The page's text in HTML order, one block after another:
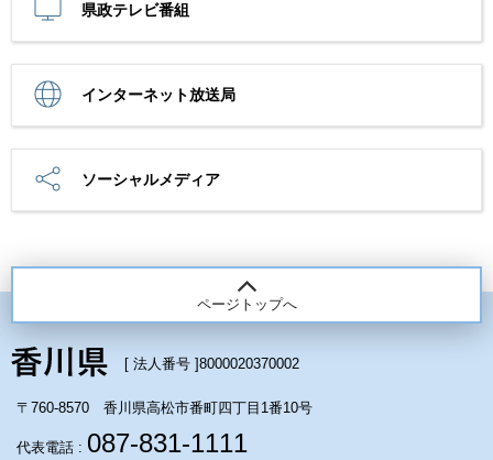
県政テレビ番組
インターネット放送局
ソーシャルメディア
ページトップへ
[ 法人番号 ]8000020370002
〒760-8570 香川県高松市番町四丁目1番10号
代表電話 : 087-831-1111